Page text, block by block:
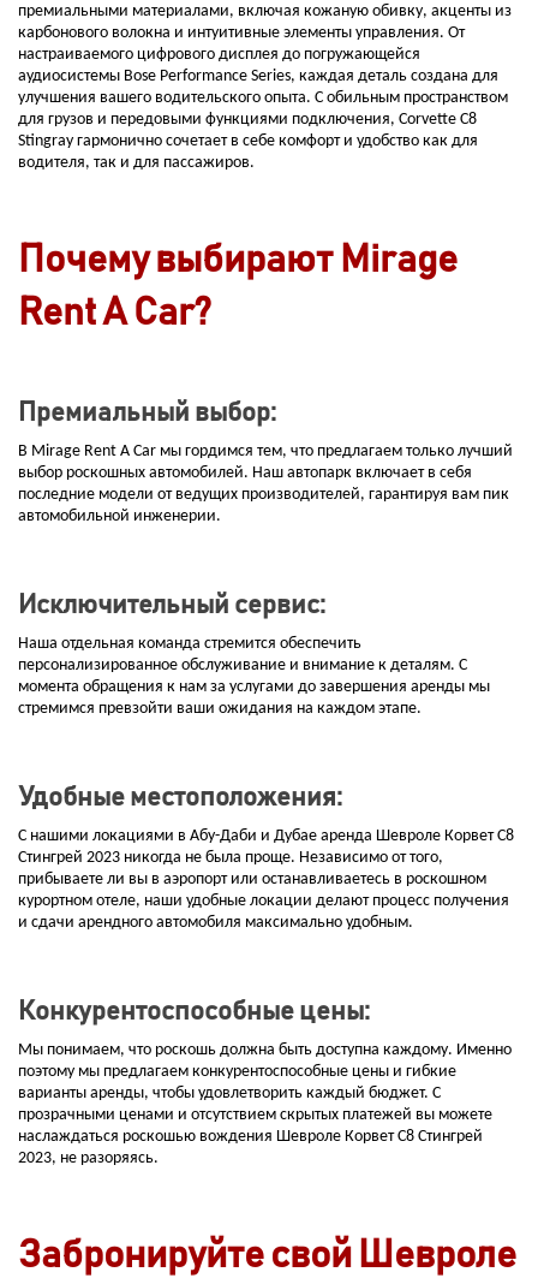
премиальными материалами, включая кожаную обивку, акценты из
карбонового волокна и интуитивные элементы управления. От
настраиваемого цифрового дисплея до погружающейся
аудиосистемы Bose Performance Series, каждая деталь создана для
улучшения вашего водительского опыта. С обильным пространством
для грузов и передовыми функциями подключения, Corvette C8
Stingray гармонично сочетает в себе комфорт и удобство как для
водителя, так и для пассажиров.
Почему выбирают Mirage
Rent A Car?
Премиальный выбор:
В Mirage Rent A Car мы гордимся тем, что предлагаем только лучший
выбор роскошных автомобилей. Наш автопарк включает в себя
последние модели от ведущих производителей, гарантируя вам пик
автомобильной инженерии.
Исключительный сервис:
Наша отдельная команда стремится обеспечить
персонализированное обслуживание и внимание к деталям. С
момента обращения к нам за услугами до завершения аренды мы
стремимся превзойти ваши ожидания на каждом этапе.
Удобные местоположения:
С нашими локациями в Абу-Даби и Дубае аренда Шевроле Корвет С8
Стингрей 2023 никогда не была проще. Независимо от того,
прибываете ли вы в аэропорт или останавливаетесь в роскошном
курортном отеле, наши удобные локации делают процесс получения
и сдачи арендного автомобиля максимально удобным.
Конкурентоспособные цены:
Мы понимаем, что роскошь должна быть доступна каждому. Именно
поэтому мы предлагаем конкурентоспособные цены и гибкие
варианты аренды, чтобы удовлетворить каждый бюджет. С
прозрачными ценами и отсутствием скрытых платежей вы можете
наслаждаться роскошью вождения Шевроле Корвет С8 Стингрей
2023, не разоряясь.
Забронируйте свой Шевроле